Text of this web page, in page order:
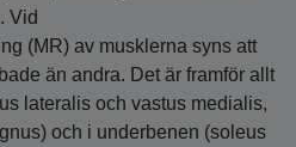
Vid
(MR) av musklerna syns att
än andra. Det är framför allt
lateralis och vastus medialis,
och i underbenen (soleus